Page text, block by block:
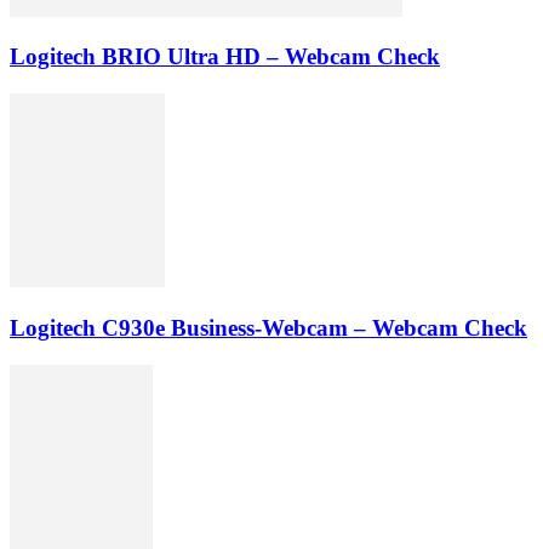
Logitech BRIO Ultra HD – Webcam Check
Logitech C930e Business-Webcam – Webcam Check